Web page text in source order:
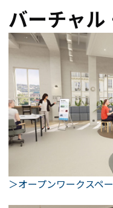
バーチャル
＞オープンワークスペ